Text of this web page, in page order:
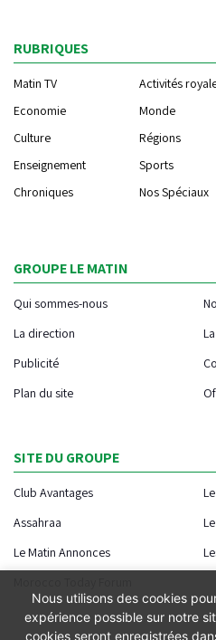
RUBRIQUES
Matin TV Activités
Economie
Monde
Culture
Régions
Enseignement
Sports
Chroniques
Nos Spéciaux
GROUPE LE MATIN
Qui sommes-nous
La direction
Publicité
Plan du site
SITE DU GROUPE
Club Avantages
Assahraa
Le Matin Annonces
Nous utilisons des cookies
expérience possible sur notre
cookies seront enregistrées